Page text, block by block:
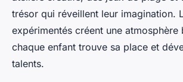
trésor qui réveillent leur imagination.
expérimentés créent une atmosphère
chaque enfant trouve sa place et
talents.